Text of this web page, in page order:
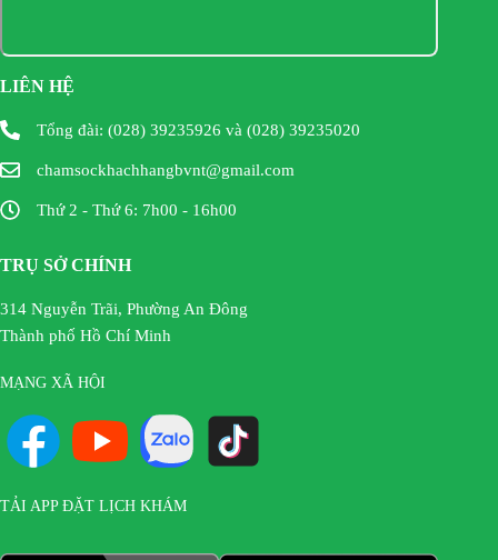
LIÊN HỆ
Tổng đài: (028) 39235926 và (028) 39235020
chamsockhachhangbvnt@gmail.com
Thứ 2 - Thứ 6: 7h00 - 16h00
TRỤ SỞ CHÍNH
314 Nguyễn Trãi, Phường An Đông
Thành phố Hồ Chí Minh
MẠNG XÃ HỘI
TẢI APP ĐẶT LỊCH KHÁM